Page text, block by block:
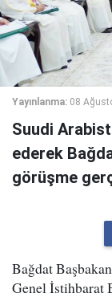
Yayınlanma: 08
Suudi
ederek
görüşme
Bağdat
Genel İstihbarat